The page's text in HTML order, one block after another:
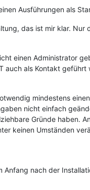
Ausführungen als
das ist mir klar.
einen Administrator
auch als Kontakt
mindestens
nicht einfach
Gründe haben.
keinen Umständen
nach der